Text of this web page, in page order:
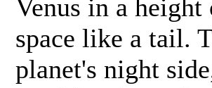
Venus in a
space like a tail.
planet's night